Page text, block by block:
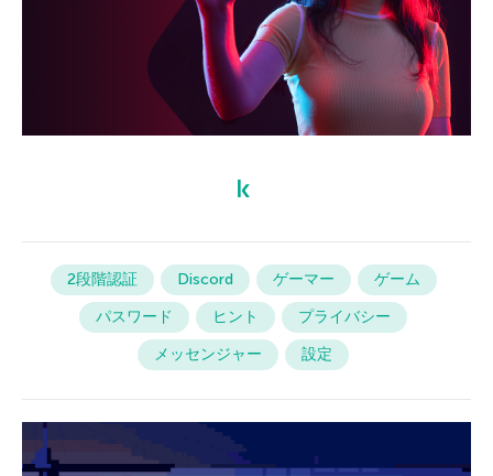
2段階認証 Discord ゲーマー
ゲーム
パスワード
ヒント
プライバシー
メッセンジャー
設定